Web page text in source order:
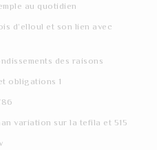
au quotidien
d’elloul et son lien avec
des raisons
obligations 1
variation sur la tefila et 515